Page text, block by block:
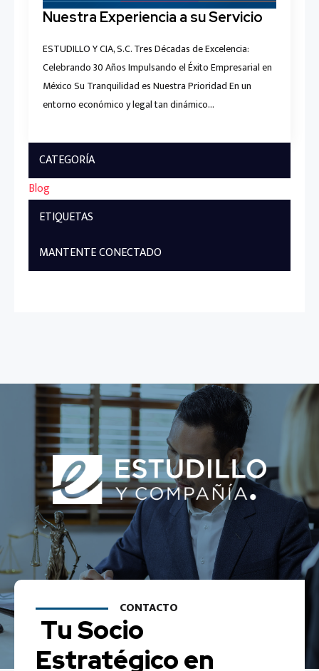
Nuestra Experiencia a su Servicio
ESTUDILLO Y CIA, S.C. Tres Décadas de Excelencia:
Celebrando 30 Años Impulsando el Éxito Empresarial en
México Su Tranquilidad es Nuestra Prioridad En un
entorno económico y legal tan dinámico…
CATEGORÍA
Blog
ETIQUETAS
MANTENTE CONECTADO
CONTACTO
Tu Socio
Estratégico en